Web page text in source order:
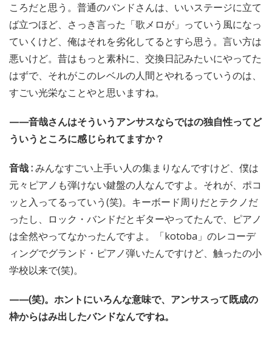
ころだと思う。普通のバンドさんは、いいステージに立て
ば立つほど、さっき言った「歌メロが」っていう風になっ
ていくけど、俺はそれを劣化してるとすら思う。言い方は
悪いけど。昔はもっと素朴に、交換日記みたいにやってた
はずで、それがこのレベルの人間とやれるっていうのは、
すごい光栄なことやと思いますね。
——音哉さんはそういうアンサスならではの独自性ってど
ういうところに感じられてますか？
音哉 :みんなすごい上手い人の集まりなんですけど、僕は
元々ピアノも弾けない鍵盤の人なんですよ。それが、ポコ
ッと入ってるっていう(笑)。キーボード周りだとテクノだ
ったし、ロック・バンドだとギターやってたんで、ピアノ
は全然やってなかったんですよ。「kotoba」のレコーデ
ィングでグランド・ピアノ弾いたんですけど、触ったの小
学校以来で(笑)。
——(笑)。ホントにいろんな意味で、アンサスって既成の
枠からはみ出したバンドなんですね。